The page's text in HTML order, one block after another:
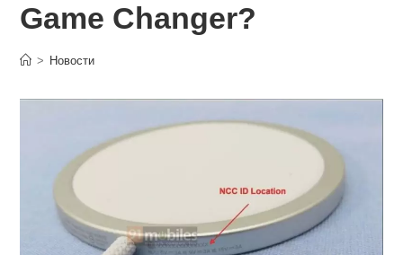
Game Changer?
> Новости